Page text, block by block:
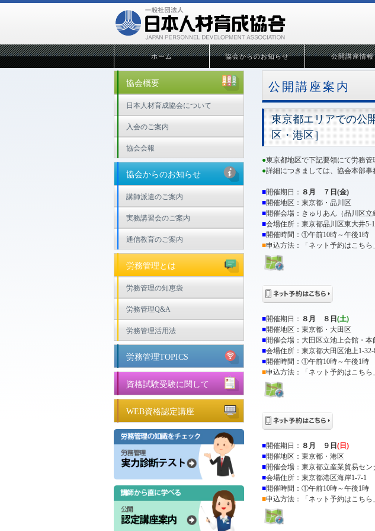
ホーム 協会からのお知らせ 公開講座情報
公開講座案内
東京都エリアでの公
区・港区］
●東京都地区で下記要領にて労務管
●詳細につきましては、協会本部事
■開催期日： ８月 ７日(金)
■開催地区：東京都・品川区
■開催会場：きゅりあん（品川区
■会場住所：東京都品川区東大井5-
■開催時間：①午前10時～午後1時
■申込方法：「ネット予約はこちら
■開催期日： ８月 ８日 (土)
■開催地区：東京都・大田区
■開催会場：大田区立池上会館・
■会場住所：東京都大田区池上1-32-
■開催時間：①午前10時～午後1時
■申込方法：「ネット予約はこちら
■開催期日： ８月 ９日 (日)
■開催地区：東京都・港区
■開催会場：東京都立産業貿易セ
■会場住所：東京都港区海岸1-7-1
■開催時間：①午前10時～午後1時
■申込方法：「ネット予約はこちら
協会概要
日本人材育成協会について
入会のご案内
協会会報
協会からのお知らせ
講師派遣のご案内
実務講習会のご案内
通信教育のご案内
労務管理とは
労務管理の知恵袋
労務管理Q&A
労務管理活用法
労務管理TOPICS
資格試験受験に関して
WEB資格認定講座